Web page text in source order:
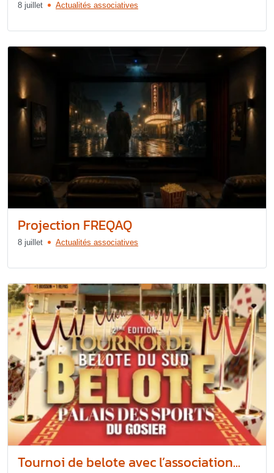
8 juillet Actualités associatives
Projection FREQAQ
8 juillet Actualités associatives
Tournoi de belote avec l’association...